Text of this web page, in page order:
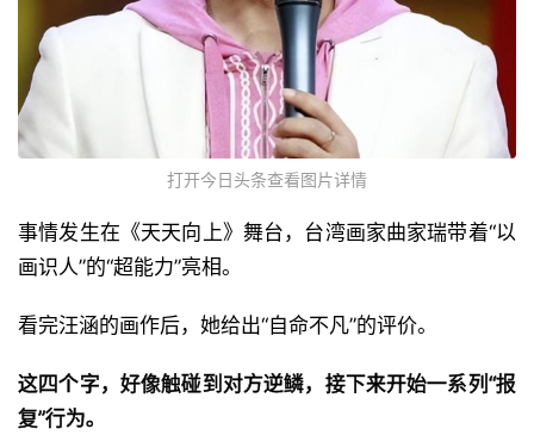
打开今日头条查看图片详情
事情发生在《天天向上》舞台，台湾画家曲家瑞带着“以
画识人”的“超能力”亮相。
看完汪涵的画作后，她给出“自命不凡”的评价。
这四个字，好像触碰到对方逆鳞，接下来开始一系列“报
复”行为。